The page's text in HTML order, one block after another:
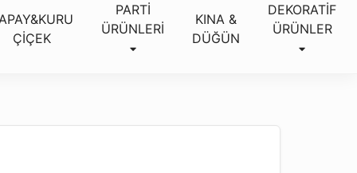
ÇİÇEK
PARTİ
ÜRÜNLERİ
KINA &
DÜĞÜN
DEKORATİF
ÜRÜNLER